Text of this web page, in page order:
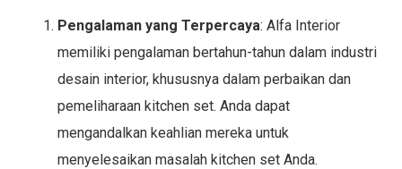
Pengalaman yang Terpercaya: Alfa Interior
memiliki pengalaman bertahun-tahun dalam industri
desain interior, khususnya dalam perbaikan dan
pemeliharaan kitchen set. Anda dapat
mengandalkan keahlian mereka untuk
menyelesaikan masalah kitchen set Anda.